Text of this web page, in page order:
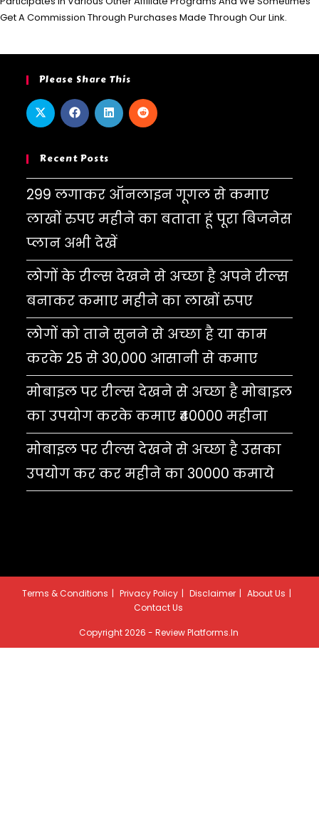
Get A Commission Through Purchases Made Through Our Link.
Please Share This
Recent Posts
299 लगाकर ऑनलाइन गूगल से कमाए
लाखों रुपए महीने का बताता हूं पूरा बिजनेस
प्लान अभी देखें
लोगों के रील्स देखने से अच्छा है अपने रील्स
बनाकर कमाए महीने का लाखों रुपए
लोगों को ताने सुनने से अच्छा है या काम
करके 25 से 30,000 आसानी से कमाए
मोबाइल पर रील्स देखने से अच्छा है मोबाइल
का उपयोग करके कमाए ₹40000 महीना
मोबाइल पर रील्स देखने से अच्छा है उसका
उपयोग कर कर महीने का 30000 कमाये
Terms & Conditions Privacy Policy Disclaimer
About Us
Contact Us
Copyright 2026 - Review Platforms.in